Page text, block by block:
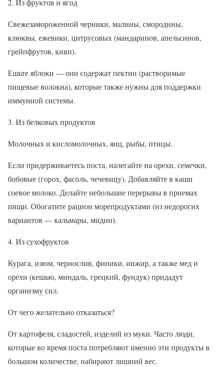
2. Из фруктов и ягод
Свежезамороженной черники, малины, смородины,
клюквы, ежевики, цитрусовых (мандаринов, апельсинов,
грейпфрутов, киви).
Ешьте яблоки — они содержат пектин (растворимые
пищевые волокна), которые также нужны для поддержки
иммунной системы.
3. Из белковых продуктов
Молочных и кисломолочных, яиц, рыбы, птицы.
Если придерживаетесь поста, налегайте на орехи, семечки,
бобовые (горох, фасоль, чечевицу). Добавляйте в каши
соевое молоко. Делайте небольшие перерывы в приемах
пищи. Обогатите рацион морепродуктами (из недорогих
вариантов — кальмары, мидии).
4. Из сухофруктов
Курага, изюм, чернослив, финики, инжир, а также мед и
орехи (кешью, миндаль, грецкий, фундук) придадут
организму сил.
От чего желательно отказаться?
От картофеля, сладостей, изделий из муки. Часто люди,
которые во время поста потребляют именно эти продукты в
большом количестве, набирают лишний вес.